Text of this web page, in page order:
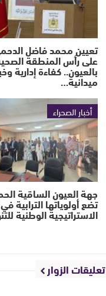
تعيين محمد فاضل
على رأس المنطقة
بالعيون.. كفاءة إدارية
ميدانية…
أخبار الصحراء
جهة العيون الساقية
تضع أولوياتها الترابية
الاستراتيجية الوطنية
تعليقات الزوار